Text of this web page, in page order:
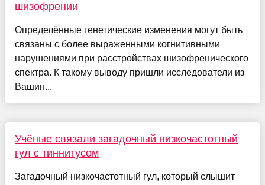
шизофрении
Определённые генетические изменения могут быть
связаны с более выраженными когнитивными
нарушениями при расстройствах шизофренического
спектра. К такому выводу пришли исследователи из
Вашин...
Учёные связали загадочный низкочастотный
гул с тиннитусом
Загадочный низкочастотный гул, который слышит